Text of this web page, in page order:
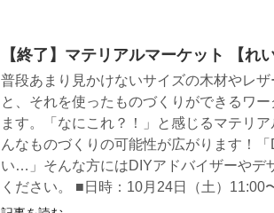
【終了】マテリアルマーケット 【れ
普段あまり見かけないサイズの木材やレ
と、それを使ったものづくりができるワ
ます。「なにこれ？！」と感じるマテリ
んなものづくりの可能性が広がります！
い…」そんな方にはDIYアドバイザーやデ
ください。 ■日時：10月24日（土）